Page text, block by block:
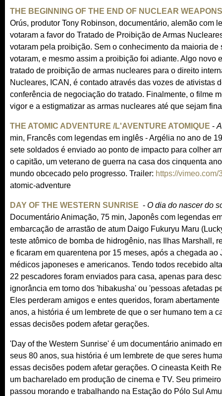
)
THE BEGINNING OF THE END OF NUCLEAR WEAPONS
Orús, produtor Tony Robinson, documentário, alemão com
votaram a favor do Tratado de Proibição de Armas
votaram pela proibição. Sem o conhecimento da maioria
votaram, e mesmo assim a proibição foi adiante. Algo novo
tratado de proibição de armas nucleares para o direito
Nucleares, ICAN, é contado através das vozes de
conferência de negociação do tratado. Finalmente, o filme
vigor e a estigmatizar as armas nucleares até que sejam
THE ATOMIC ADVENTURE /L'AVENTURE ATOMIQUE -
min, Francês com legendas em inglês - Argélia no ano de
sete soldados é enviado ao ponto de impacto para colher
o capitão, um veterano de guerra na casa dos cinquenta
mundo obcecado pelo progresso. Trailer: https://vimeo.com/
atomic-adventure
DAY OF THE WESTERN SUNRISE - O dia do nascer do
Documentário Animação, 75 min, Japonês com legendas
embarcação de arrastão de atum Daigo Fukuryu Maru
teste atômico de bomba de hidrogênio, nas Ilhas Marshall,
e ficaram em quarentena por 15 meses, após a chegada
médicos japoneses e americanos. Tendo todos recebido
22 pescadores foram enviados para casa, apenas para
ignorância em torno dos 'hibakusha' ou 'pessoas afetadas
Eles perderam amigos e entes queridos, foram
anos, a história é um lembrete de que o ser humano tem a
essas decisões podem afetar gerações.
'Day of the Western Sunrise' é um documentário animado
seus 80 anos, sua história é um lembrete de que seres
essas decisões podem afetar gerações. O cineasta Keith
um bacharelado em produção de cinema e TV. Seu
passou morando e trabalhando na Estação do Pólo Sul